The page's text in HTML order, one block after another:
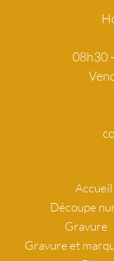
08h30
Accueil
Découpe
Gravure
Gravure et